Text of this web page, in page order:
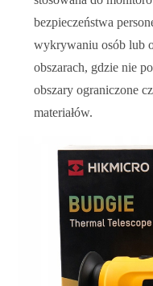
bezpieczeństwa
wykrywaniu osób lub
obszarach, gdzie nie
obszary ograniczone
materiałów.